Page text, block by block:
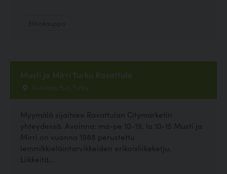
Musti ja Mirri Turku Ravattula
Reivikatu 5-7, Turku
Myymälä sijaitsee Ravattulan Citymarketin
yhteydessä. Avoinna: ma-pe 10-19, la 10-15 Musti ja
Mirri on vuonna 1988 perustettu
lemmikkieläintarvikkeiden erikoisliikeketju.
Liikkeitä...